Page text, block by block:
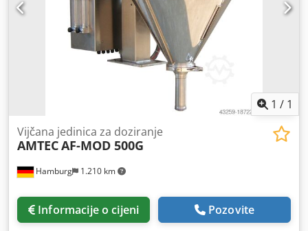
1 / 1
Hamburg 1.210 km
Vijčana jedinica za doziranje
AMTECAF-MOD 500G
Informacije o cijeni Pozovite